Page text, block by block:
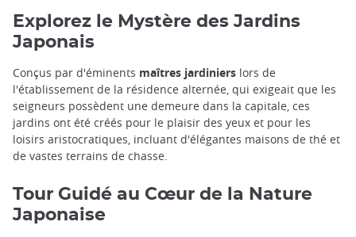
Explorez le Mystère des Jardins
Japonais
Conçus par d'éminents maîtres jardiniers lors de
l'établissement de la résidence alternée, qui exigeait que les
seigneurs possèdent une demeure dans la capitale, ces
jardins ont été créés pour le plaisir des yeux et pour les
loisirs aristocratiques, incluant d'élégantes maisons de thé et
de vastes terrains de chasse.
Tour Guidé au Cœur de la Nature
Japonaise